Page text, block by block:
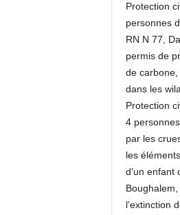
Protection
personnes
RN N 77,
permis de
de
dans les
Protection
4
par les
les
d’un enfant
l’extinction